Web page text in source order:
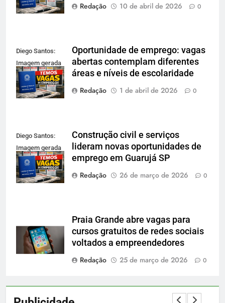
Redação
10 de abril de 2026 0
Diego Santos:
Imagem gerada
por IA
Oportunidade de emprego: vagas
abertas contemplam diferentes
áreas e níveis de escolaridade
Redação
1 de abril de 2026 0
Diego Santos:
Imagem gerada
por IA
Construção civil e serviços
lideram novas oportunidades de
emprego em Guarujá SP
Redação
26 de março de 2026 0
Praia Grande abre vagas para
cursos gratuitos de redes sociais
voltados a empreendedores
Redação
25 de março de 2026 0